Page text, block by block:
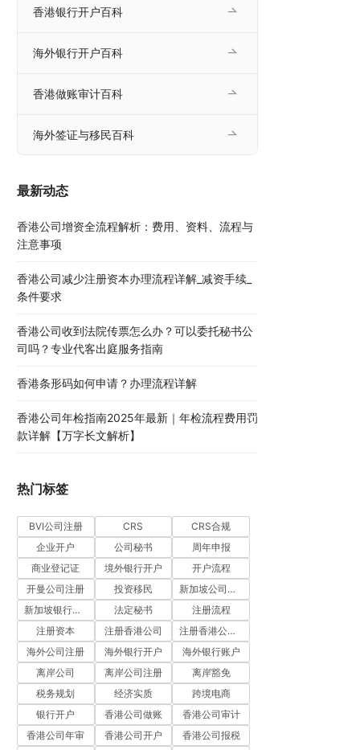
香港银行开户百科
海外银行开户百科
香港做账审计百科
海外签证与移民百科
最新动态
香港公司增资全流程解析：费用、资料、流程与
注意事项
香港公司减少注册资本办理流程详解_减资手续_
条件要求
香港公司收到法院传票怎么办？可以委托秘书公
司吗？专业代客出庭服务指南
香港条形码如何申请？办理流程详解
香港公司年检指南2025年最新｜年检流程费用罚
款详解【万字长文解析】
热门标签
BVI公司注册 CRS
CRS合规
企业开户
公司秘书
周年申报
商业登记证
境外银行开户
开户流程
开曼公司注册
投资移民
新加坡公司注册
新加坡银行开户
法定秘书
注册流程
注册资本
注册香港公司
注册香港公司流程
海外公司注册
海外银行开户
海外银行账户
离岸公司
离岸公司注册
离岸豁免
税务规划
经济实质
跨境电商
银行开户
香港公司做账
香港公司审计
香港公司年审
香港公司开户 香港公司报税